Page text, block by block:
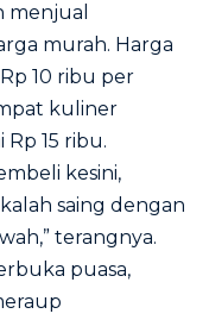
menjual
murah. Harga
10 ribu per
kuliner
Rp 15 ribu.
kesini,
kalah saing dengan
terangnya.
puasa,